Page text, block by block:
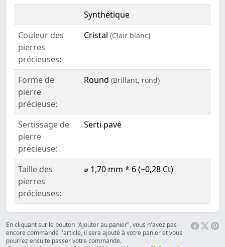
Synthétique
Couleur des
pierres
précieuses:
Cristal (Clair blanc)
Forme de
pierre
précieuse:
Round (Brillant, rond)
Sertissage de
pierre
précieuse:
Serti pavé
Taille des
pierres
précieuses:
⌀ 1,70 mm * 6 (~0,28 Ct)
En cliquant sur le bouton "Ajouter au panier", vous n'avez pas
encore commandé l'article, il sera ajouté à votre panier et vous
pourrez ensuite passer votre commande.